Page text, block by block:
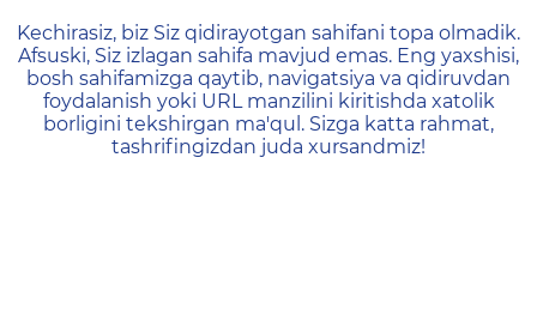
404 — Страница не
Kechirasiz, biz Siz qidirayotgan sahifani topa olmadik.
Afsuski, Siz izlagan sahifa mavjud emas. Eng yaxshisi,
bosh sahifamizga qaytib, navigatsiya va qidiruvdan
foydalanish yoki URL manzilini kiritishda xatolik
borligini tekshirgan ma'qul. Sizga katta rahmat,
tashrifingizdan juda xursandmiz!